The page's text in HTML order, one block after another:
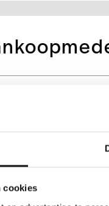
cookies